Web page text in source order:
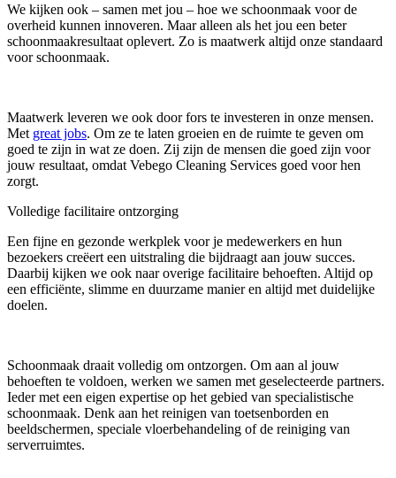
We kijken ook – samen met jou – hoe we schoonmaak voor de
overheid kunnen innoveren. Maar alleen als het jou een beter
schoonmaakresultaat oplevert. Zo is maatwerk altijd onze standaard
voor schoonmaak.
Maatwerk leveren we ook door fors te investeren in onze mensen.
Met great jobs. Om ze te laten groeien en de ruimte te geven om
goed te zijn in wat ze doen. Zij zijn de mensen die goed zijn voor
jouw resultaat, omdat Vebego Cleaning Services goed voor hen
zorgt.
Volledige facilitaire ontzorging
Een fijne en gezonde werkplek voor je medewerkers en hun
bezoekers creëert een uitstraling die bijdraagt aan jouw succes.
Daarbij kijken we ook naar overige facilitaire behoeften. Altijd op
een efficiënte, slimme en duurzame manier en altijd met duidelijke
doelen.
Schoonmaak draait volledig om ontzorgen. Om aan al jouw
behoeften te voldoen, werken we samen met geselecteerde partners.
Ieder met een eigen expertise op het gebied van specialistische
schoonmaak. Denk aan het reinigen van toetsenborden en
beeldschermen, speciale vloerbehandeling of de reiniging van
serverruimtes.